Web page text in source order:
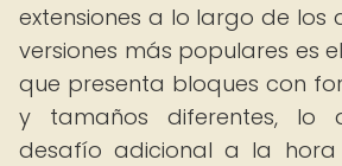
extensiones a lo largo de los
versiones más populares es
que presenta bloques con
y tamaños diferentes, lo
desafío adicional a la